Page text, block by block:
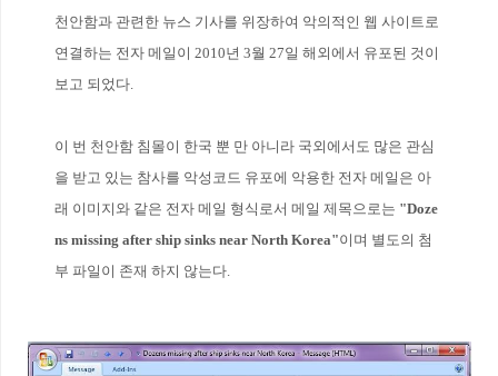
천안함과 관련한 뉴스 기사를 위장하여 악의적인 웹 사이트로
연결하는 전자 메일이 2010년 3월 27일 해외에서 유포된 것이
보고 되었다.
이 번 천안함 침몰이 한국 뿐 만 아니라 국외에서도 많은 관심
을 받고 있는 참사를 악성코드 유포에 악용한 전자 메일은 아
래 이미지와 같은 전자 메일 형식로서 메일 제목으로는 "Doze
ns missing after ship sinks near North Korea"이며 별도의 첨
부 파일이 존재 하지 않는다.